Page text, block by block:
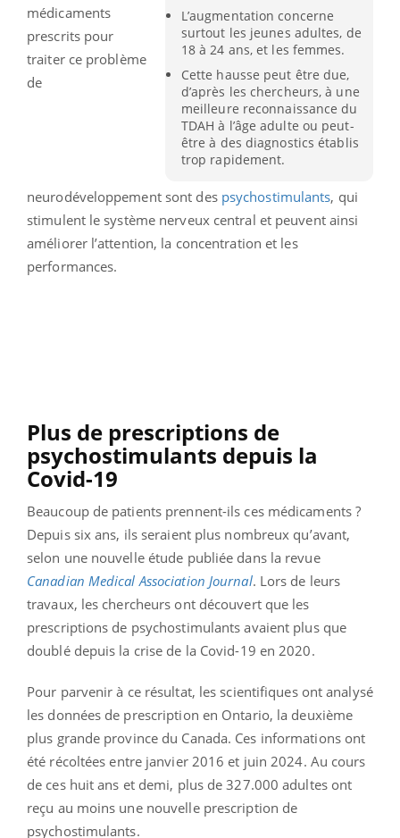
L’augmentation concerne
surtout les jeunes adultes, de
18 à 24 ans, et les femmes.
Cette hausse peut être due,
d’après les chercheurs, à une
meilleure reconnaissance du
TDAH à l’âge adulte ou peut-
être à des diagnostics établis
trop rapidement.
médicaments
prescrits pour
traiter ce problème
de
neurodéveloppement sont des psychostimulants, qui
stimulent le système nerveux central et peuvent ainsi
améliorer l’attention, la concentration et les
performances.
Plus de prescriptions de
psychostimulants depuis la
Covid-19
Beaucoup de patients prennent-ils ces médicaments ?
Depuis six ans, ils seraient plus nombreux qu’avant,
selon une nouvelle étude publiée dans la revue
Canadian Medical Association Journal. Lors de leurs
travaux, les chercheurs ont découvert que les
prescriptions de psychostimulants avaient plus que
doublé depuis la crise de la Covid-19 en 2020.
Pour parvenir à ce résultat, les scientifiques ont analysé
les données de prescription en Ontario, la deuxième
plus grande province du Canada. Ces informations ont
été récoltées entre janvier 2016 et juin 2024. Au cours
de ces huit ans et demi, plus de 327.000 adultes ont
reçu au moins une nouvelle prescription de
psychostimulants.